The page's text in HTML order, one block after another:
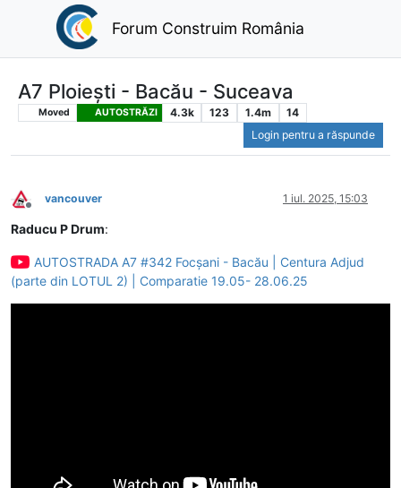
Forum Construim România
A7 Ploiești - Bacău - Suceava
Moved AUTOSTRĂZI 4.3k 123 1.4m
14
Login pentru a răspunde
Deconectat
vancouver 1 iul. 2025, 15:03
Raducu P Drum:
AUTOSTRADA A7 #342 Focșani - Bacău | Centura Adjud
(parte din LOTUL 2) | Comparatie 19.05- 28.06.25